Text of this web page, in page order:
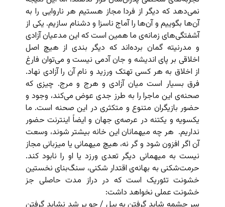
نمی‌دهد که دیگر از فردا مجاز هستیم هر ناروایی را به
آن‌ها بگوییم و آن‌ها را آماج ناسزا و دشنام سازیم. یکی از
آشفتگی‌های زمانه‌ی ما همین است که این مدعیان آزادی
و مدرنیته گمان برده‌اند که دیگر بندی از هیچ اصل
اخلاقی بر پای اندیشه و جان آدمی نیست و می‌توان فارغ
از اخلاق به هر کسی تهتک ورزید و نام آن را آزادی نهاد.
فرق بسیار است میان آزادی و هرج و مرج. چیزی که
صحنه‌ی این ماجرا را به طرز جدی عوض می‌کند، وجود و
حضور بازیگران متنوع و متکثری در این صحنه است. ما
یکسویه و یکتنه در عرصه‌ی جهان و ایضاً اینترنت حضور
نداریم. هر چه میهمانان این خانه بیشتر شوند، وسعت
آن اگر افزون شود و گر نه، هیچ میهمانی یا میزبانی مجاز
نیست به میهمانی دیگر تعدی ورزد یا او را نابود کند.
حرمت‌شکنی به بهانه‌ی اقتدار شکنی، سنگ‌بنای نخستین
خشونت تئوریک است که در دراز مدت حاصلی جز
خشونت عملی نخواهد داشت: